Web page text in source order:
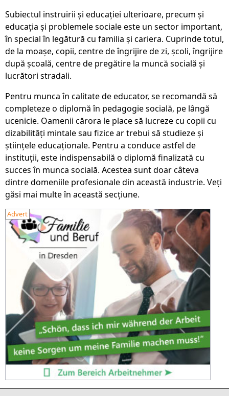
Subiectul instruirii și educației ulterioare, precum și
educația și problemele sociale este un sector important,
în special în legătură cu familia și cariera. Cuprinde totul,
de la moașe, copii, centre de îngrijire de zi, școli, îngrijire
după școală, centre de pregătire la muncă socială și
lucrători stradali.
Pentru munca în calitate de educator, se recomandă să
completeze o diplomă în pedagogie socială, pe lângă
ucenicie. Oamenii cărora le place să lucreze cu copii cu
dizabilități mintale sau fizice ar trebui să studieze și
științele educaționale. Pentru a conduce astfel de
instituții, este indispensabilă o diplomă finalizată cu
succes în munca socială. Acestea sunt doar câteva
dintre domeniile profesionale din această industrie. Veți
găsi mai multe în această secțiune.
Advert